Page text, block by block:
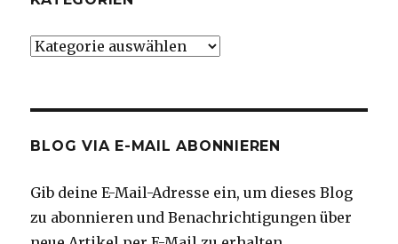
Kategorien
BLOG VIA E-MAIL ABONNIEREN
Gib deine E-Mail-Adresse ein, um dieses Blog
zu abonnieren und Benachrichtigungen über